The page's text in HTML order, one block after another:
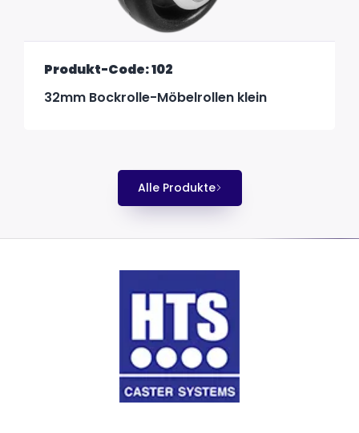
Produkt-Code: 102
32mm Bockrolle-Möbelrollen klein
Alle Produkte